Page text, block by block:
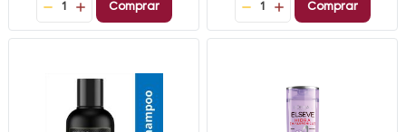
1 Comprar 1 Comprar